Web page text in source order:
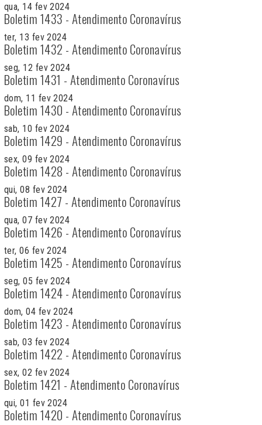
qua, 14 fev 2024
Boletim 1433 - Atendimento Coronavírus
ter, 13 fev 2024
Boletim 1432 - Atendimento Coronavírus
seg, 12 fev 2024
Boletim 1431 - Atendimento Coronavírus
dom, 11 fev 2024
Boletim 1430 - Atendimento Coronavírus
sab, 10 fev 2024
Boletim 1429 - Atendimento Coronavírus
sex, 09 fev 2024
Boletim 1428 - Atendimento Coronavírus
qui, 08 fev 2024
Boletim 1427 - Atendimento Coronavírus
qua, 07 fev 2024
Boletim 1426 - Atendimento Coronavírus
ter, 06 fev 2024
Boletim 1425 - Atendimento Coronavírus
seg, 05 fev 2024
Boletim 1424 - Atendimento Coronavírus
dom, 04 fev 2024
Boletim 1423 - Atendimento Coronavírus
sab, 03 fev 2024
Boletim 1422 - Atendimento Coronavírus
sex, 02 fev 2024
Boletim 1421 - Atendimento Coronavírus
qui, 01 fev 2024
Boletim 1420 - Atendimento Coronavírus